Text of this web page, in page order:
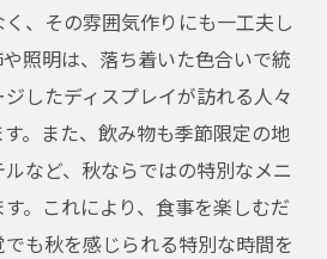
、その雰囲気作りにも一工夫し
照明は、落ち着いた色合いで統
したディスプレイが訪れる人々
。また、飲み物も季節限定の地
など、秋ならではの特別なメニ
。これにより、食事を楽しむだ
も秋を感じられる特別な時間を